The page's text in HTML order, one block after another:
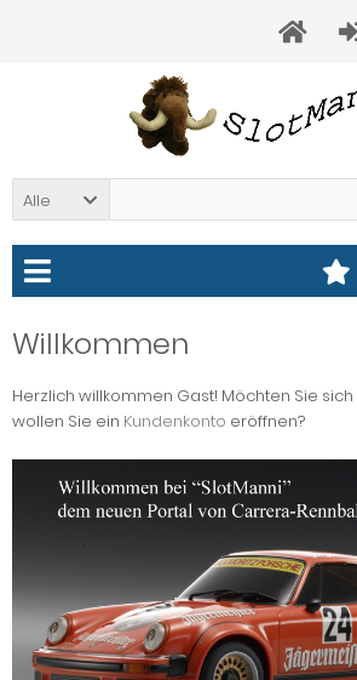
Alle
Willkommen
Herzlich willkommen Gast! Möchten Sie sich
wollen Sie ein Kundenkonto eröffnen?